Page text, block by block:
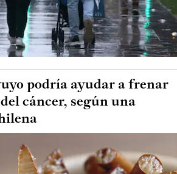
podría ayudar a frenar
cáncer, según una